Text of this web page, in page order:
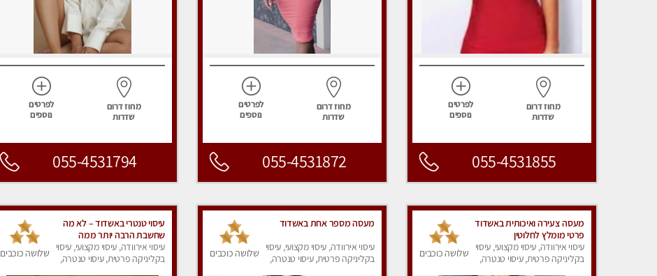
מחוז דרום
שדרות
לפרטים
נוספים
055-4531855
מחוז דרום
שדרות
לפרטים
נוספים
055-4531872
מחוז דרום
שדרות
לפרטים
נוספים
055-4531794
מעסה צעירה ואיכותית באשדוד
פרטי מומלץ לחלוטין
עיסוי אירוודה, עיסוי מקצועי, עיסוי
בקליניקה פרטית, עיסוי טנטרה,
שלושה כוכבים
מעסה מספר אחת באשדוד
עיסוי אירוודה, עיסוי מקצועי, עיסוי
בקליניקה פרטית, עיסוי טנטרה,
שלושה כוכבים
עיסוי טנטרי באשדוד – לא מה
שחשבת הרבה יותר ממה
שדמיינת
עיסוי אירוודה, עיסוי מקצועי, עיסוי
בקליניקה פרטית, עיסוי טנטרה,
שלושה כוכבים